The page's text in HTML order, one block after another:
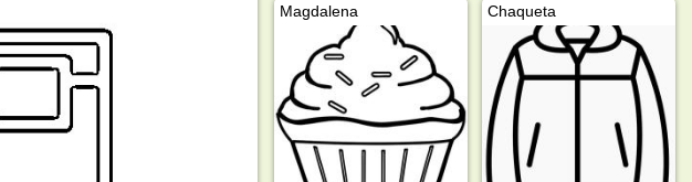
Magdalena Chaqueta